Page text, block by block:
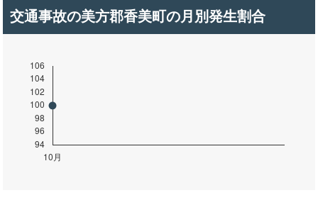
交通事故の美方郡香美町の月別発生割合